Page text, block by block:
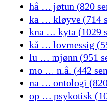
hå … jøtun (820
ka … kløyve (714
kna … kyta (1029
kå … lovmessig
lu … mjønn (951
mo … n.å. (442
na … ontologi (820
op … psykotisk